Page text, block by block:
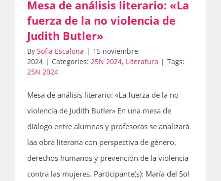
Mesa de análisis literario: «La
fuerza de la no violencia de
Judith Butler»
By Sofia Escalona | 15 noviembre,
2024 | Categories: 25N 2024, Literatura | Tags:
25N 2024
Mesa de análisis literario: «La fuerza de la no
violencia de Judith Butler» En una mesa de
diálogo entre alumnas y profesoras se analizará
laa obra literaria con perspectiva de género,
derechos humanos y prevención de la violencia
contra las mujeres. Participante(s): María del Sol